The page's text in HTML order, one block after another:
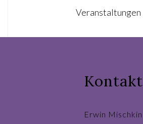
navigation
Veranstaltungen
Kontakt
Erwin Mischkin